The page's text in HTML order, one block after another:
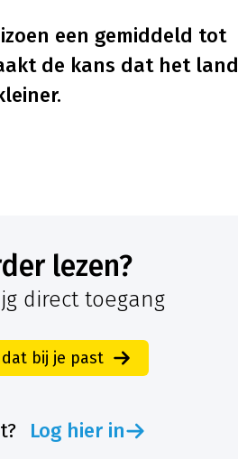
een gemiddeld tot
de kans dat het land
lezen?
direct toegang
bij je past
Log hier in